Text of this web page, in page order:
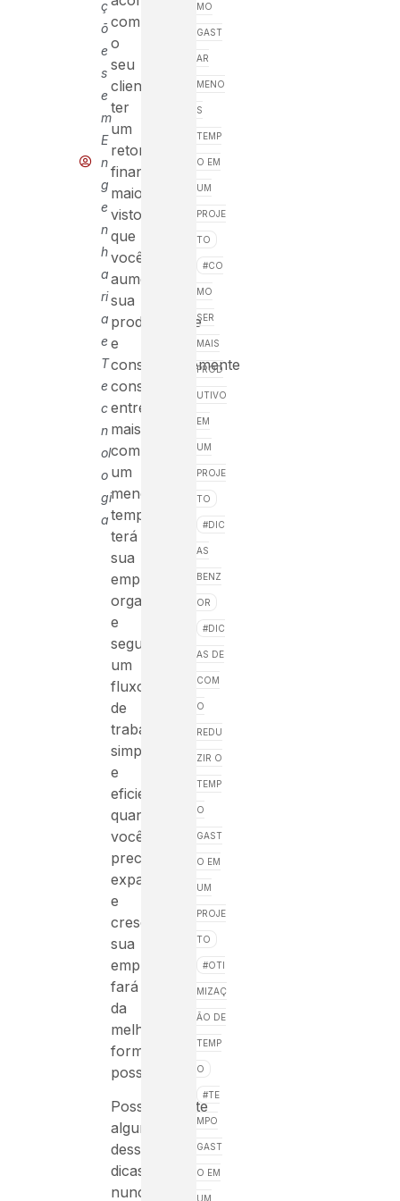
ç
õ
e
s
e
m
E
n
g
e
n
h
a
ri
a
e
T
e
c
n
ol
o
gi
a
com
o
seu
cliente,
ter
um
retorno
financeiro
maior
visto
que
você
aumentará
sua
produtividade
e
consequentemente
conseguirá
entregar
mais
com
um
menor
tempo,
terá
sua
empresa
organizada
e
seguindo
um
fluxo
de
trabalho
simples
e
eficiente,
quando
você
precisar
expandir
e
crescer
sua
empresa,
fará
da
melhor
forma
possível.
Possivelmente
alguma
dessas
dicas
nunca
MO
GAST
AR
MENO
S
TEMP
O EM
UM
PROJE
TO
CO
MO
SER
MAIS
PROD
UTIVO
EM
UM
PROJE
TO
DIC
AS
BENZ
OR
DIC
AS DE
COM
O
REDU
ZIR O
TEMP
O
GAST
O EM
UM
PROJE
TO
OTI
MIZAÇ
ÃO DE
TEMP
O
TE
MPO
GAST
O EM
UM